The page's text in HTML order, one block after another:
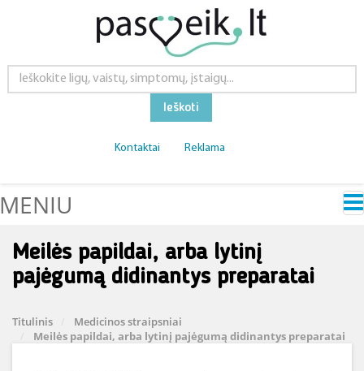
Ieškoti
Kontaktai Reklama
MENIU
Meilės papildai, arba lytinį
pajėgumą didinantys preparatai
Titulinis
Medicinos straipsniai
Meilės papildai, arba lytinį pajėgumą didinantys preparatai